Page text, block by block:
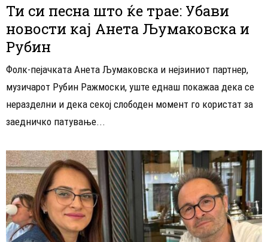
Ти си песна што ќе трае: Убави
новости кај Анета Љумаковска и
Рубин
​Фолк-пејачката Анета Љумаковска и нејзиниот партнер,
музичарот Рубин Ражмоски, уште еднаш покажаа дека се
неразделни и дека секој слободен момент го користат за
заедничко патување...